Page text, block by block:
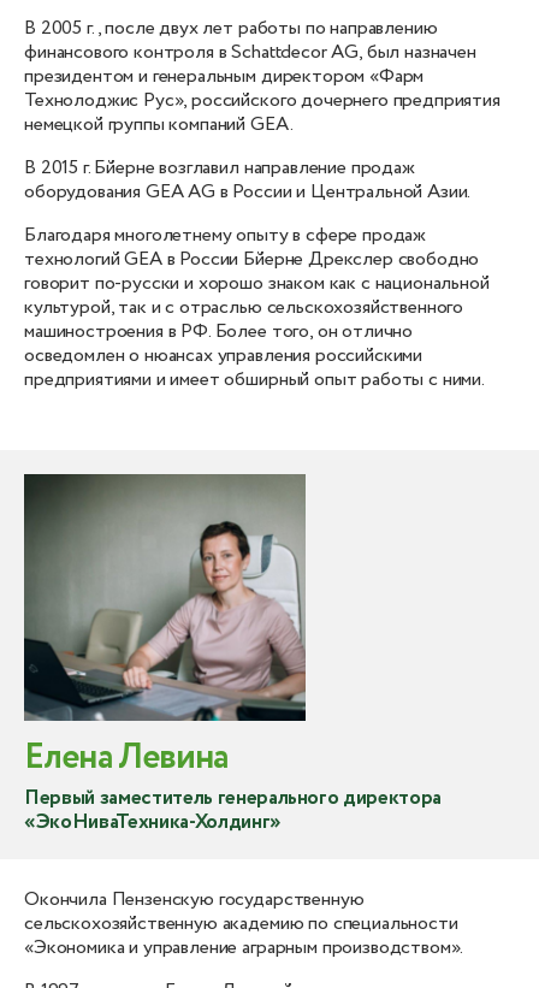
В 2005 г., после двух лет работы по направлению
финансового контроля в Schattdecor AG, был назначен
президентом и генеральным директором «Фарм
Технолоджис Рус», российского дочернего предприятия
немецкой группы компаний GEA.
В 2015 г. Бйерне возглавил направление продаж
оборудования GEA AG в России и Центральной Азии.
Благодаря многолетнему опыту в сфере продаж
технологий GEA в России Бйерне Дрекслер свободно
говорит по-русски и хорошо знаком как с национальной
культурой, так и с отраслью сельскохозяйственного
машиностроения в РФ. Более того, он отлично
осведомлен о нюансах управления российскими
предприятиями и имеет обширный опыт работы с ними.
Елена Левина
Первый заместитель генерального директора
«ЭкоНиваТехника-Холдинг»
Окончила Пензенскую государственную
сельскохозяйственную академию по специальности
«Экономика и управление аграрным производством».